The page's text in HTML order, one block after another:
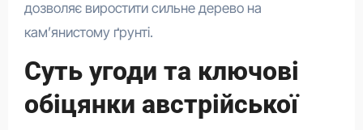
дозволяє виростити сильне дерево на
кам’янистому ґрунті.
Суть угоди та ключові
обіцянки австрійської